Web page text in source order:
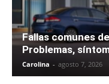
Fallas comunes
Problemas,
Carolina - agosto 7, 2026